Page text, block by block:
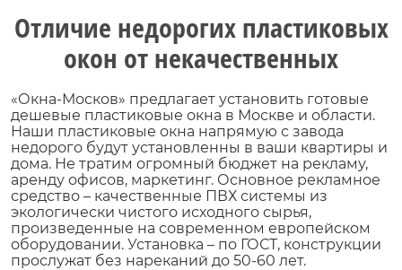
Отличие недорогих пластиковых
окон от некачественных
«Окна-Москов» предлагает установить готовые
дешевые пластиковые окна в Москве и области.
Наши пластиковые окна напрямую с завода
недорого будут установленны в ваши квартиры и
дома. Не тратим огромный бюджет на рекламу,
аренду офисов, маркетинг. Основное рекламное
средство – качественные ПВХ системы из
экологически чистого исходного сырья,
произведенные на современном европейском
оборудовании. Установка – по ГОСТ, конструкции
прослужат без нареканий до 50-60 лет.